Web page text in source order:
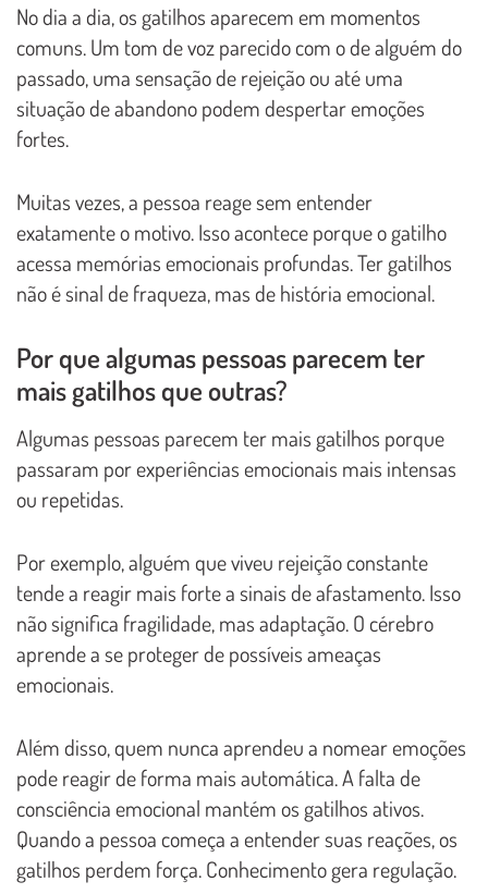
No dia a dia, os gatilhos aparecem em momentos
comuns. Um tom de voz parecido com o de alguém do
passado, uma sensação de rejeição ou até uma
situação de abandono podem despertar emoções
fortes.
Muitas vezes, a pessoa reage sem entender
exatamente o motivo. Isso acontece porque o gatilho
acessa memórias emocionais profundas. Ter gatilhos
não é sinal de fraqueza, mas de história emocional.
Por que algumas pessoas parecem ter
mais gatilhos que outras?
Algumas pessoas parecem ter mais gatilhos porque
passaram por experiências emocionais mais intensas
ou repetidas.
Por exemplo, alguém que viveu rejeição constante
tende a reagir mais forte a sinais de afastamento. Isso
não significa fragilidade, mas adaptação. O cérebro
aprende a se proteger de possíveis ameaças
emocionais.
Além disso, quem nunca aprendeu a nomear emoções
pode reagir de forma mais automática. A falta de
consciência emocional mantém os gatilhos ativos.
Quando a pessoa começa a entender suas reações, os
gatilhos perdem força. Conhecimento gera regulação.